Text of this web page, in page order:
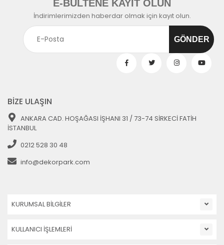
E-BÜLTENE KAYIT OLUN
İndirimlerimizden haberdar olmak için kayıt olun.
BİZE ULAŞIN
ANKARA CAD. HOŞAĞASI İŞHANI 31 / 73-74 SİRKECİ FATİH
İSTANBUL
0212 528 30 48
info@dekorpark.com
KURUMSAL BİLGİLER
KULLANICI İŞLEMLERİ